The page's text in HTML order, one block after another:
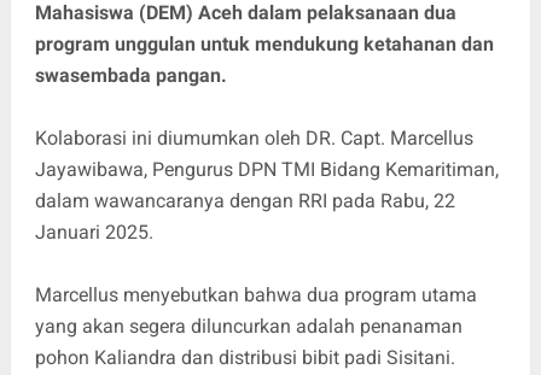
Mahasiswa (DEM) Aceh dalam pelaksanaan dua
program unggulan untuk mendukung ketahanan dan
swasembada pangan.
Kolaborasi ini diumumkan oleh DR. Capt. Marcellus
Jayawibawa, Pengurus DPN TMI Bidang Kemaritiman,
dalam wawancaranya dengan RRI pada Rabu, 22
Januari 2025.
Marcellus menyebutkan bahwa dua program utama
yang akan segera diluncurkan adalah penanaman
pohon Kaliandra dan distribusi bibit padi Sisitani.